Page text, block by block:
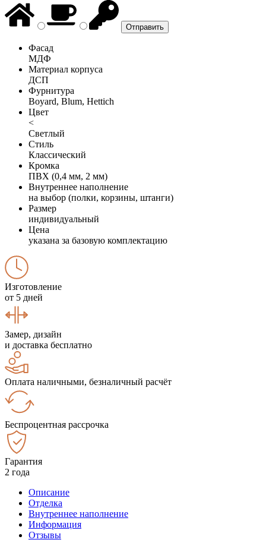
Фасад
МДФ
Материал корпуса
ДСП
Фурнитура
Boyard, Blum, Hettich
Цвет
<
Светлый
Стиль
Классический
Кромка
ПВХ (0,4 мм, 2 мм)
Внутреннее наполнение
на выбор (полки, корзины, штанги)
Размер
индивидуальный
Цена
указана за базовую комплектацию
Изготовление
от 5 дней
Замер, дизайн
и доставка бесплатно
Оплата наличными, безналичный расчёт
Беспроцентная рассрочка
Гарантия
2 года
Описание
Отделка
Внутреннее наполнение
Информация
Отзывы